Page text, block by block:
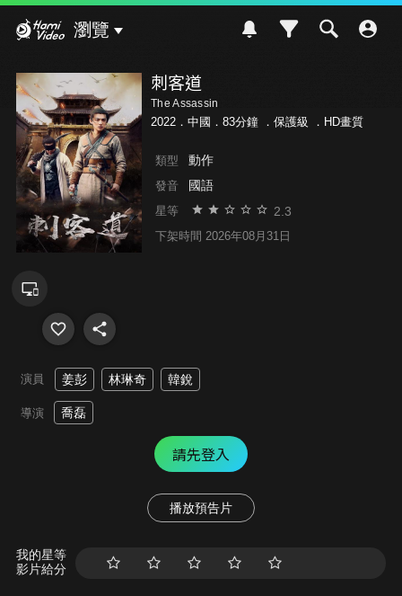
瀏覽
刺客道
The Assassin
2022．中國．83分鐘 ． 保護級 ．HD畫質
類型 動作
發音 國語
星等 2.3
下架時間 2026年08月31日
演員 姜彭 林琳奇 韓銳
導演 喬磊
請先登入
播放預告片
我的星等
影片給分